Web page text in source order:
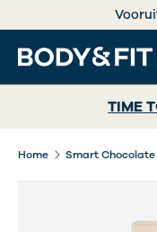
GA NAAR INHOUD
Zoeken
TIME
Home Smart Chocolate